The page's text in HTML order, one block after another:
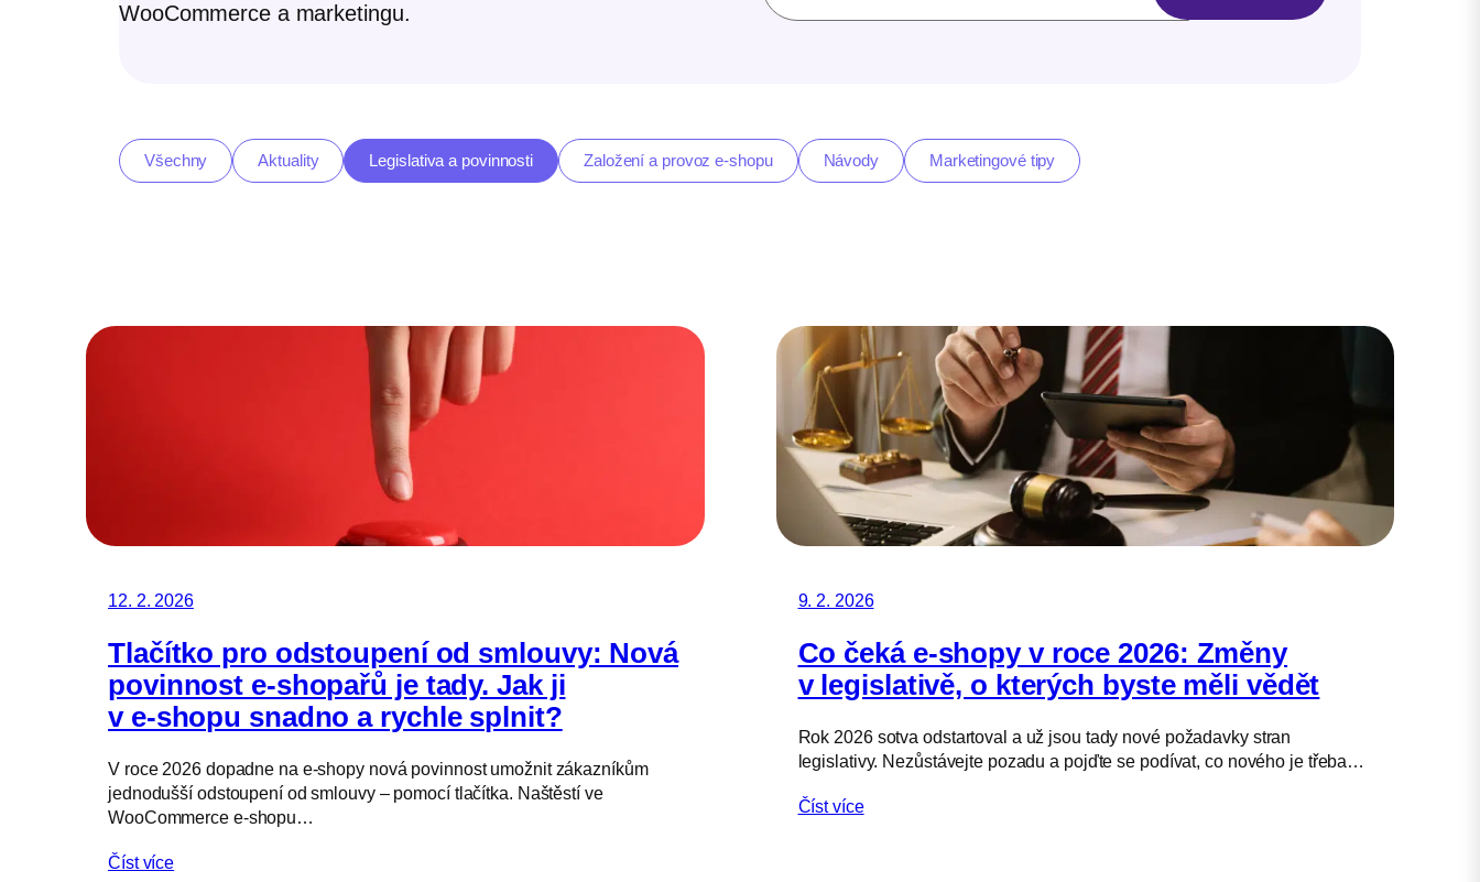
WooCommerce a marketingu.
Všechny Aktuality Legislativa a povinnosti Založení a provoz e-shopu Návody Marketingové tipy
12. 2. 2026
Tlačítko pro odstoupení od smlouvy: Nová
povinnost e‑shopařů je tady. Jak ji
v e‑shopu snadno a rychle splnit?
V roce 2026 dopadne na e‑shopy nová povinnost umožnit zákazníkům
jednodušší odstoupení od smlouvy – pomocí tlačítka. Naštěstí ve
WooCommerce e‑shopu…
Číst více
9. 2. 2026
Co čeká e-shopy v roce 2026: Změny
v legislativě, o kterých byste měli vědět
Rok 2026 sotva odstartoval a už jsou tady nové požadavky stran
legislativy. Nezůstávejte pozadu a pojďte se podívat, co nového je třeba…
Číst více